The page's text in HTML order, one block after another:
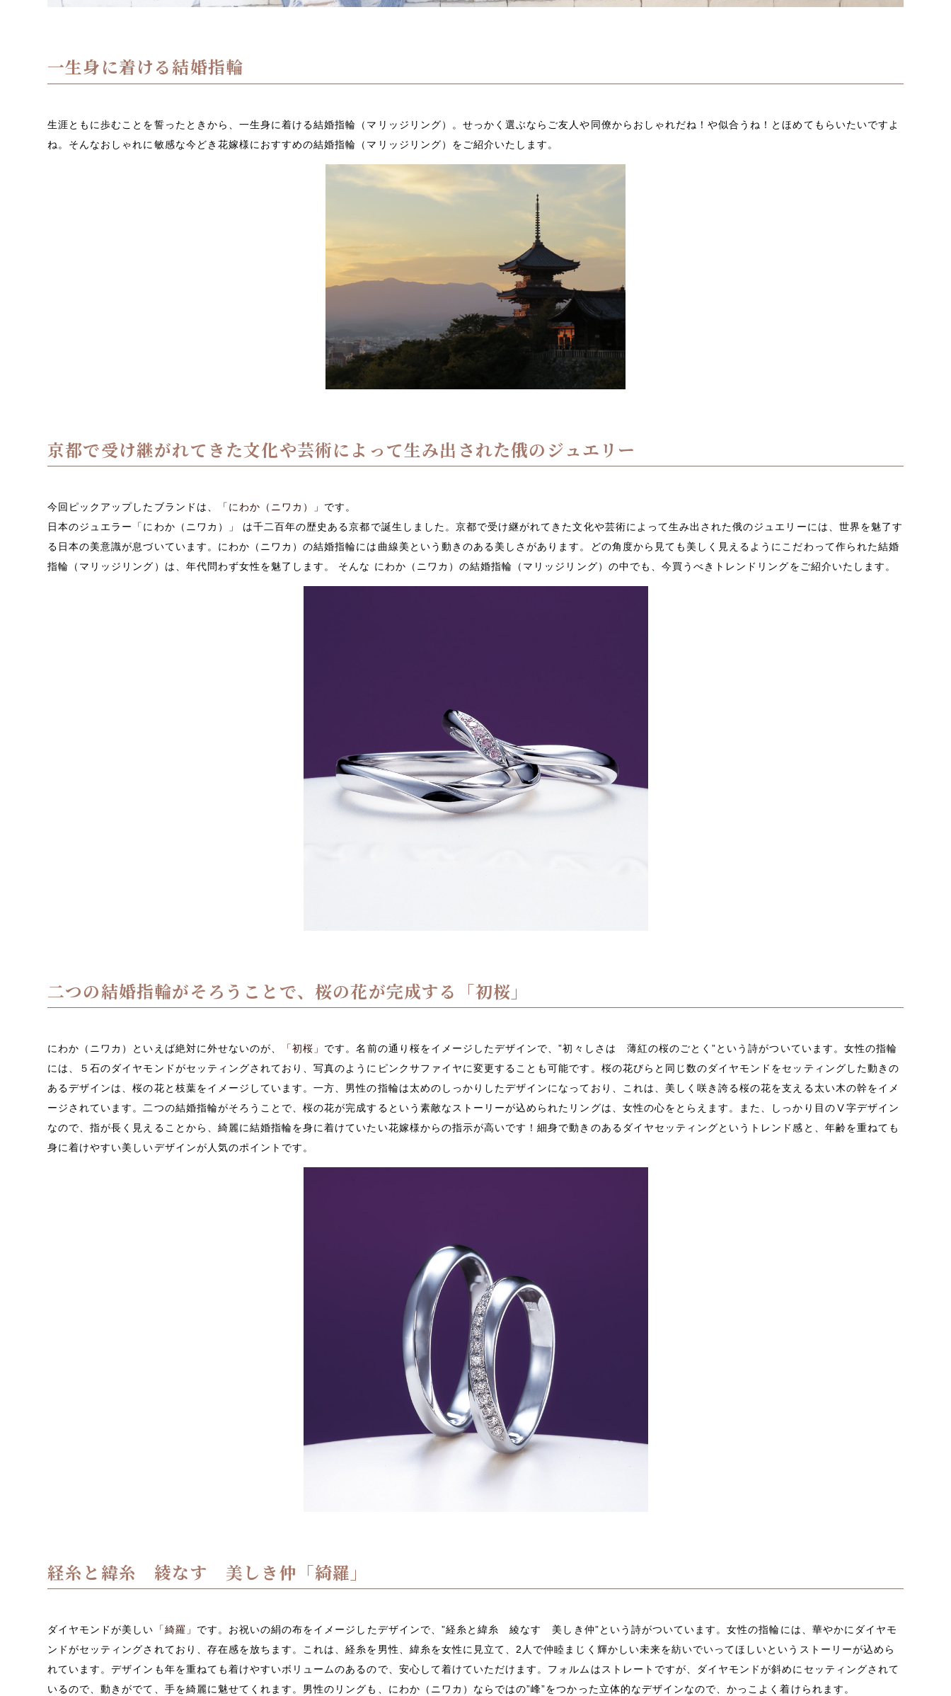
一生身に着ける結婚指輪
生涯ともに歩むことを誓ったときから、一生身に着ける結婚指輪（マリッジリング）。せっかく選ぶならご友人や同僚からおしゃれだね！や似合うね！とほめてもらいたいですよ
ね。そんなおしゃれに敏感な今どき花嫁様におすすめの結婚指輪（マリッジリング）をご紹介いたします。
京都で受け継がれてきた文化や芸術によって生み出された俄のジュエリー
今回ピックアップしたブランドは、「 にわか（ニワカ）
」です。
日本のジュエラー「にわか（ニワカ）」 は千二百年の歴史ある京都で誕生しました。京都で受け継がれてきた文化や芸術によって生み出された俄のジュエリーには、世界を魅了す
る日本の美意識が息づいています。にわか（ニワカ）の結婚指輪には曲線美という動きのある美しさがあります。どの角度から見ても美しく見えるようにこだわって作られた結婚
指輪（マリッジリング）は、年代問わず女性を魅了します。 そんな にわか（ニワカ）の結婚指輪（マリッジリング）の中でも、今買うべきトレンドリングをご紹介いたします。
二つの結婚指輪がそろうことで、桜の花が完成する「初桜」
にわか（ニワカ）といえば絶対に外せないのが、 「初桜」 です。名前の通り桜をイメージしたデザインで、”初々しさは 薄紅の桜のごとく”という詩がついています。女性の指輪
には、５石のダイヤモンドがセッティングされており、写真のようにピンクサファイヤに変更することも可能です。桜の花びらと同じ数のダイヤモンドをセッティングした動きの
あるデザインは、桜の花と枝葉をイメージしています。一方、男性の指輪は太めのしっかりしたデザインになっており、これは、美しく咲き誇る桜の花を支える太い木の幹をイメ
ージされています。二つの結婚指輪がそろうことで、桜の花が完成するという素敵なストーリーが込められたリングは、女性の心をとらえます。また、しっかり目のⅤ字デザイン
なので、指が長く見えることから、綺麗に結婚指輪を身に着けていたい花嫁様からの指示が高いです！細身で動きのあるダイヤセッティングというトレンド感と、年齢を重ねても
身に着けやすい美しいデザインが人気のポイントです。
経糸と緯糸 綾なす 美しき仲「綺羅」
ダイヤモンドが美しい 「綺羅」 です。お祝いの絹の布をイメージしたデザインで、”経糸と緯糸 綾なす 美しき仲”という詩がついています。女性の指輪には、華やかにダイヤモ
ンドがセッティングされており、存在感を放ちます。これは、経糸を男性、緯糸を女性に見立て、2人で仲睦まじく輝かしい未来を紡いでいってほしいというストーリーが込めら
れています。デザインも年を重ねても着けやすいボリュームのあるので、安心して着けていただけます。フォルムはストレートですが、ダイヤモンドが斜めにセッティングされて
いるので、動きがでて、手を綺麗に魅せてくれます。男性のリングも、にわか（ニワカ）ならではの”峰”をつかった立体的なデザインなので、かっこよく着けられます。